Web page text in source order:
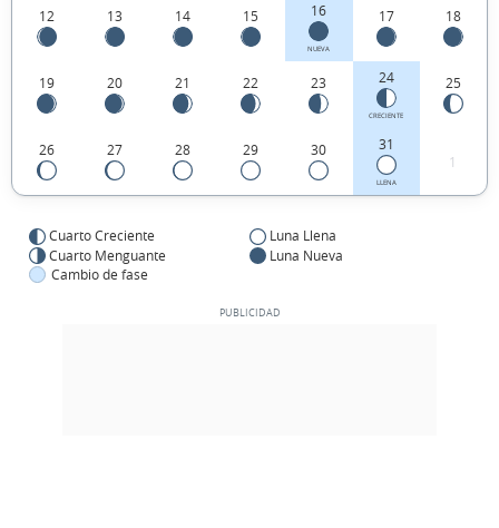
12 13 14 15 16
NUEVA
17 18
19 20 21 22 23 24
CRECIENTE
25
26 27 28 29 30 31
LLENA
1
Cuarto Creciente
Luna Llena
Cuarto Menguante
Luna Nueva
Cambio de fase